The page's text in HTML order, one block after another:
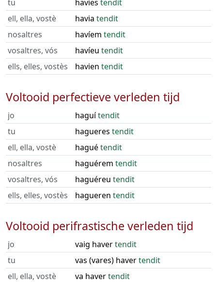
tu havies tendit
ell, ella, vostè
havia tendit
nosaltres
havíem tendit
vosaltres, vós
havíeu tendit
ells, elles, vostès
havien tendit
Voltooid perfectieve verleden tijd
jo haguítendit
tu
hagueres tendit
ell, ella, vostè
haguétendit
nosaltres
haguérem tendit
vosaltres, vós
haguéreu tendit
ells, elles, vostès
hagueren tendit
Voltooid perifrastische verleden tijd
jo vaig havertendit
tu
vas (vares) havertendit
ell, ella, vostè
va havertendit